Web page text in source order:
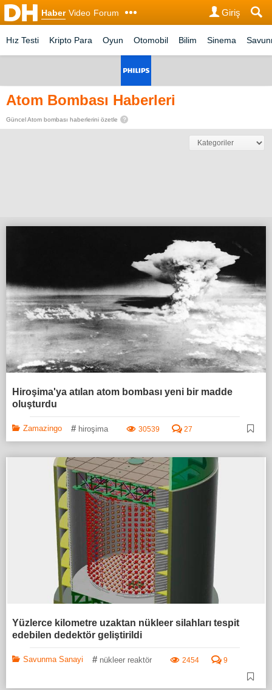
Haber Video Forum Giriş
Hız Testi Kripto Para Oyun Otomobil Bilim Sinema
Atom Bombası Haberleri
Güncel Atom bombası haberlerini özetle ?
Hiroşima'ya atılan atom bombası yeni bir madde
oluşturdu
Zamazingo # hiroşima 30539 27
Yüzlerce kilometre uzaktan nükleer silahları tespit
edebilen dedektör geliştirildi
Savunma Sanayi # nükleer reaktör 2454 9